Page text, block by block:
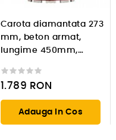
Carota diamantata 273
mm, beton armat,
lungime 450mm,
1.789 RON
Adauga In Cos